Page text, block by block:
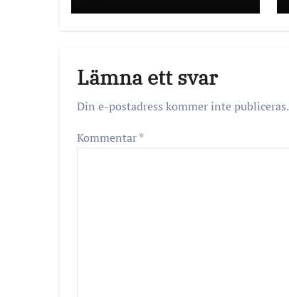
Lämna ett svar
Din e-postadress kommer inte publiceras.
Kommentar*